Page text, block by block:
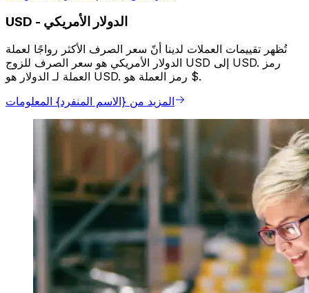
USD - الدولار الأمريكي
تُظهر تقييمات العملات لدينا أنّ سعر الصرف الأكثر رواجًا لعملة
الدولار الأمريكي هو سعر الصرف للزوج USD إلى USD. رمز
العملة لـ الدولار هو USD. رمز العملة هو $.
المزيد من {الاسم المنفرد} المعلومات